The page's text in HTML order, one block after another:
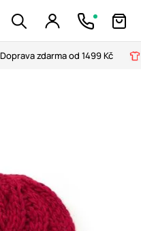
Doprava zdarma od 1499 Kč